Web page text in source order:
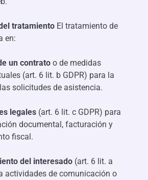
tratamiento El tratamiento de
en:
un contrato o de medidas
(art. 6 lit. b GDPR) para la
solicitudes de asistencia.
legales (art. 6 lit. c GDPR) para
documental, facturación y
fiscal.
del interesado (art. 6 lit. a
actividades de comunicación o